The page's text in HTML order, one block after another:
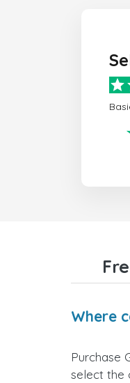
Where
Purchase
select the